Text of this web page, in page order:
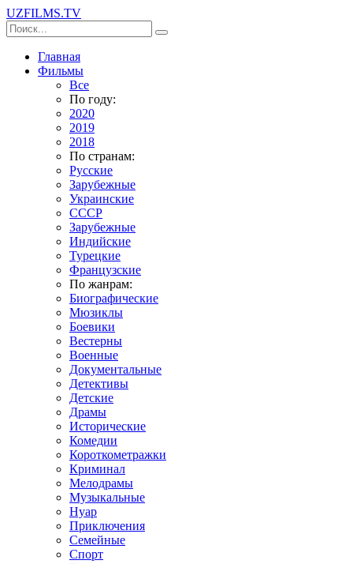
UZFILMS.TV
Главная
Фильмы
Все
По году:
2020
2019
2018
По странам:
Русские
Зарубежные
Украинские
СССР
Зарубежные
Индийские
Турецкие
Французские
По жанрам:
Биографические
Мюзиклы
Боевики
Вестерны
Военные
Документальные
Детективы
Детские
Драмы
Исторические
Комедии
Короткометражки
Криминал
Мелодрамы
Музыкальные
Нуар
Приключения
Семейные
Спорт